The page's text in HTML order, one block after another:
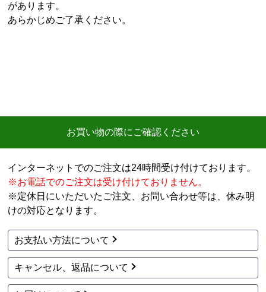
があります。
あらかじめご了承ください。
お買い物の際にご確認ください
インターネットでのご注文は24時間受け付けております。
※お電話でのご注文は受け付けておりません。
※定休日にいただいたご注文、お問い合わせ等は、休み明
けの対応となります。
お支払い方法について
キャンセル、返品について